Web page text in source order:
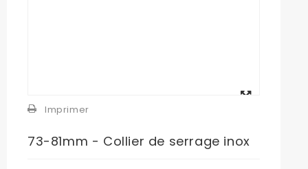
Imprimer
73-81mm - Collier de serrage inox